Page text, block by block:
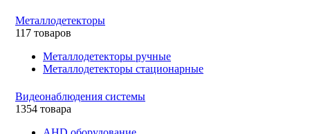
Металлодетекторы
117 товаров
Металлодетекторы ручные
Металлодетекторы стационарные
Видеонаблюдения cистемы
1354 товара